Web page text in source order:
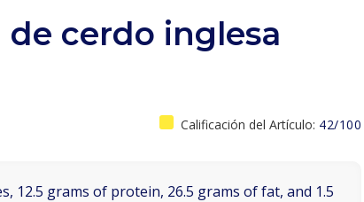
de cerdo inglesa
Calificación del Artículo: 42/100
12.5 grams of protein, 26.5 grams of fat, and 1.5